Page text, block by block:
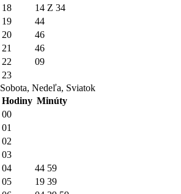
18
14 Z 34
19
44
20
46
21
46
22
09
23
Sobota, Nedeľa, Sviatok
Hodiny Minúty
00
01
02
03
04
44 59
05
19 39